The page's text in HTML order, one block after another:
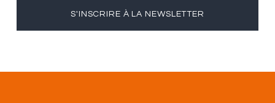
S'INSCRIRE À LA NEWSLETTER